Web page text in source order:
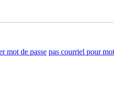
mot de passe pas courriel pour